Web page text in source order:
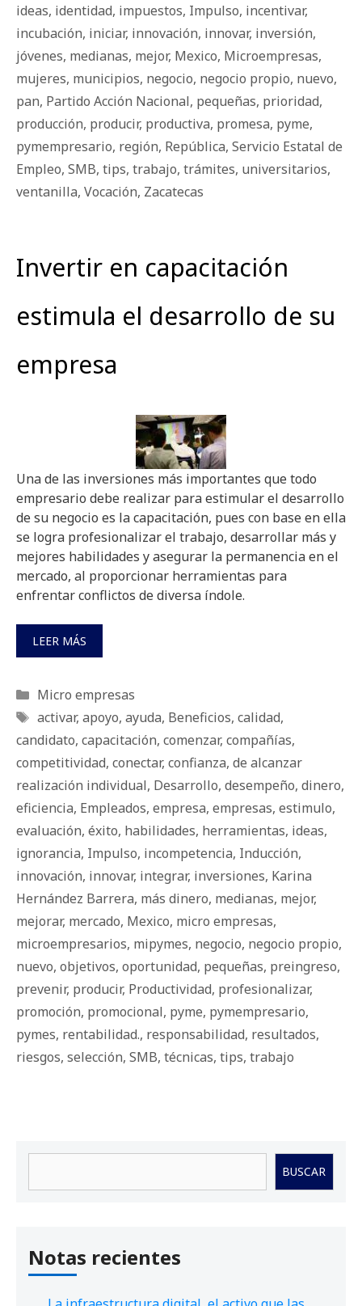
ideas, identidad, impuestos, Impulso, incentivar,
incubación, iniciar, innovación, innovar, inversión,
jóvenes, medianas, mejor, Mexico, Microempresas,
mujeres, municipios, negocio, negocio propio, nuevo,
pan, Partido Acción Nacional, pequeñas, prioridad,
producción, producir, productiva, promesa, pyme,
pymempresario, región, República, Servicio Estatal de
Empleo, SMB, tips, trabajo, trámites, universitarios,
ventanilla, Vocación, Zacatecas
Invertir en capacitación
estimula el desarrollo de su
empresa
Una de las inversiones más importantes que todo
empresario debe realizar para estimular el desarrollo
de su negocio es la capacitación, pues con base en ella
se logra profesionalizar el trabajo, desarrollar más y
mejores habilidades y asegurar la permanencia en el
mercado, al proporcionar herramientas para
enfrentar conflictos de diversa índole.
LEER MÁS
Categorías
Micro empresas
Etiquetas
activar, apoyo, ayuda, Beneficios, calidad,
candidato, capacitación, comenzar, compañías,
competitividad, conectar, confianza, de alcanzar
realización individual, Desarrollo, desempeño, dinero,
eficiencia, Empleados, empresa, empresas, estimulo,
evaluación, éxito, habilidades, herramientas, ideas,
ignorancia, Impulso, incompetencia, Inducción,
innovación, innovar, integrar, inversiones, Karina
Hernández Barrera, más dinero, medianas, mejor,
mejorar, mercado, Mexico, micro empresas,
microempresarios, mipymes, negocio, negocio propio,
nuevo, objetivos, oportunidad, pequeñas, preingreso,
prevenir, producir, Productividad, profesionalizar,
promoción, promocional, pyme, pymempresario,
pymes, rentabilidad., responsabilidad, resultados,
riesgos, selección, SMB, técnicas, tips, trabajo
BUSCAR
Notas recientes